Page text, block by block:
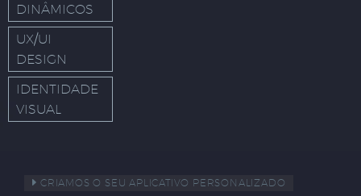
DINÂMICOS
UX/UI
DESIGN
IDENTIDADE
VISUAL
CRIAMOS O SEU APLICATIVO PERSONALIZADO